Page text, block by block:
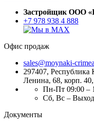
Застройщик ООО
+7 978 938 4 888
Офис продаж
sales@moynaki-
297407,
Ленина, 68, корп.
Пн-Пт 09:00 –
Сб, Вс –
Документы